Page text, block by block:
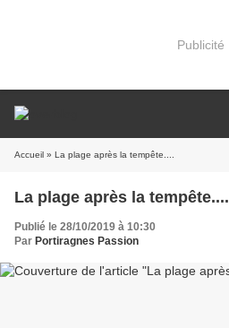
Publicité
Accueil » La plage après la tempête....
La plage après la tempête....
Publié le 28/10/2019 à 10:30
Par Portiragnes Passion